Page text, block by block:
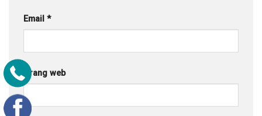
Email *
Trang web